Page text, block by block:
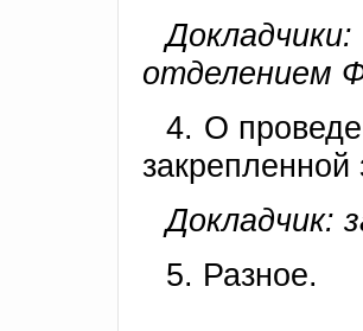
отделением
4. О
закрепленной
Докладчик:
5. Разное.